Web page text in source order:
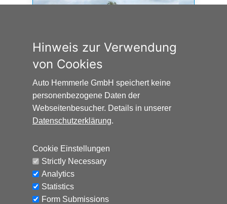
12.990€
Automatik
CO₂-Emissionen (kombiniert): 120 g/km, Kraftstoffverbrauch
Hinweis zur Verwendung
von Cookies
Auto Hemmerle GmbH speichert keine
personenbezogene Daten der
Webseitenbesucher. Details in unserer
Datenschutzerklärung.
Cookie Einstellungen
Strictly Necessary
Analytics
Statistics
Form Submissions